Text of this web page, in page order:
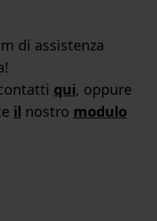
di assistenza
qui, oppure
il nostro modulo